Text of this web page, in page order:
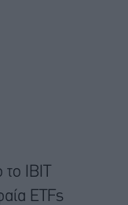
IBIT
ETFs